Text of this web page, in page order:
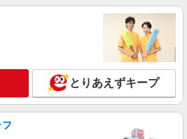
イオンタウン七光台店
ー・キッチンスタッフ ＜優先募集日
日（月〜金） 11:00〜17:00
野田市七光台4-2
詳細を見る
とりあえずキープ